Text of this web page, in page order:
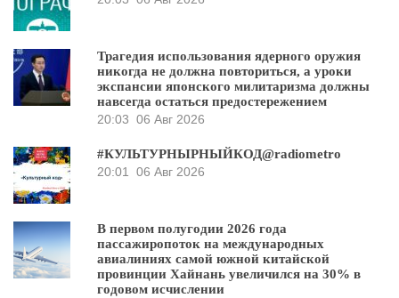
Трагедия использования ядерного оружия
никогда не должна повториться, а уроки
экспансии японского милитаризма должны
навсегда остаться предостережением
20:03 06 Авг 2026
#КУЛЬТУРНЫРНЫЙКОД@radiometro
20:01
06 Авг 2026
В первом полугодии 2026 года
пассажиропоток на международных
авиалиниях самой южной китайской
провинции Хайнань увеличился на 30% в
годовом исчислении